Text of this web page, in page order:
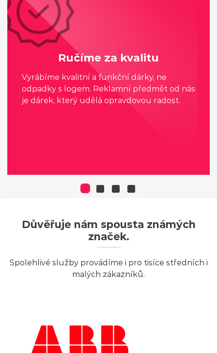
Ručíme za kvalitu
Vyrábíme kvalitní a funkční dárky, ne
odpadky s logem. Reklamní předmět od nás
je dárek, který udělá opravdovou radost.
Důvěřuje nám spousta známých
značek.
Spolehlivé služby provádíme i pro tisíce středních i
malých zákazníků.